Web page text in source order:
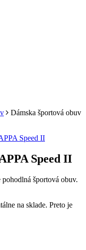
Dámska športová obuv
Speed II
športová obuv.
na sklade. Preto je